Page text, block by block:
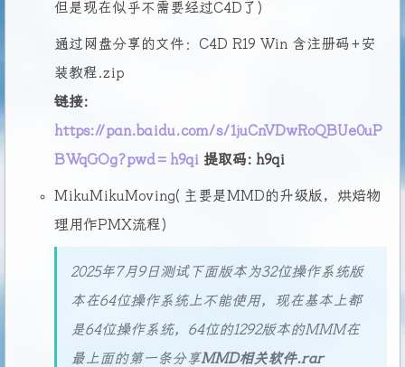
但是现在似乎不需要经过C4D了)
通过网盘分享的文件：C4D R19 Win 含注册码+安
装教程.zip
链接:
https://pan.baidu.com/s/1juCnVDwRoQBUe0uP
BWqGOg?pwd=h9qi 提取码: h9qi
MikuMikuMoving(主要是MMD的升级版，烘焙物
理用作PMX流程)
2025年7月9日测试下面版本为32位操作系统版
本在64位操作系统上不能使用，现在基本上都
是64位操作系统，64位的1292版本的MMM在
最上面的第一条分享MMD相关软件.rar